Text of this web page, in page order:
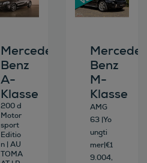
Mercedes-
Benz
A-
Klasse
200 d
Motor
sport
Editio
n | AU
TOMA
Benz
M-
Klasse
AMG
63 |Yo
ungti
mer|€1
9.004,